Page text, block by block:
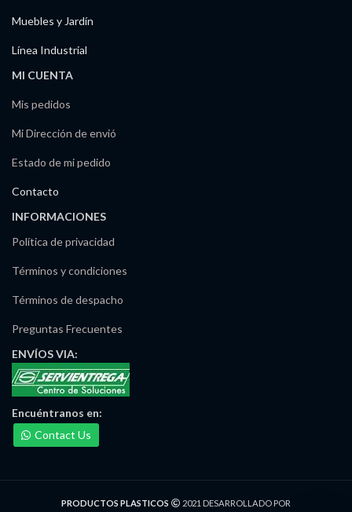
Muebles y Jardín
Línea Industrial
MI CUENTA
Mis pedidos
Mi Dirección de envió
Estado de mi pedido
Contacto
INFORMACIONES
Política de privacidad
Términos y condiciones
Términos de despacho
Preguntas Frecuentes
ENVÍOSVIA:
Encuéntranos en:
Contact Us
PRODUCTOS PLASTICOS
2021 DESARROLLADO POR
Maria Irma Delgado